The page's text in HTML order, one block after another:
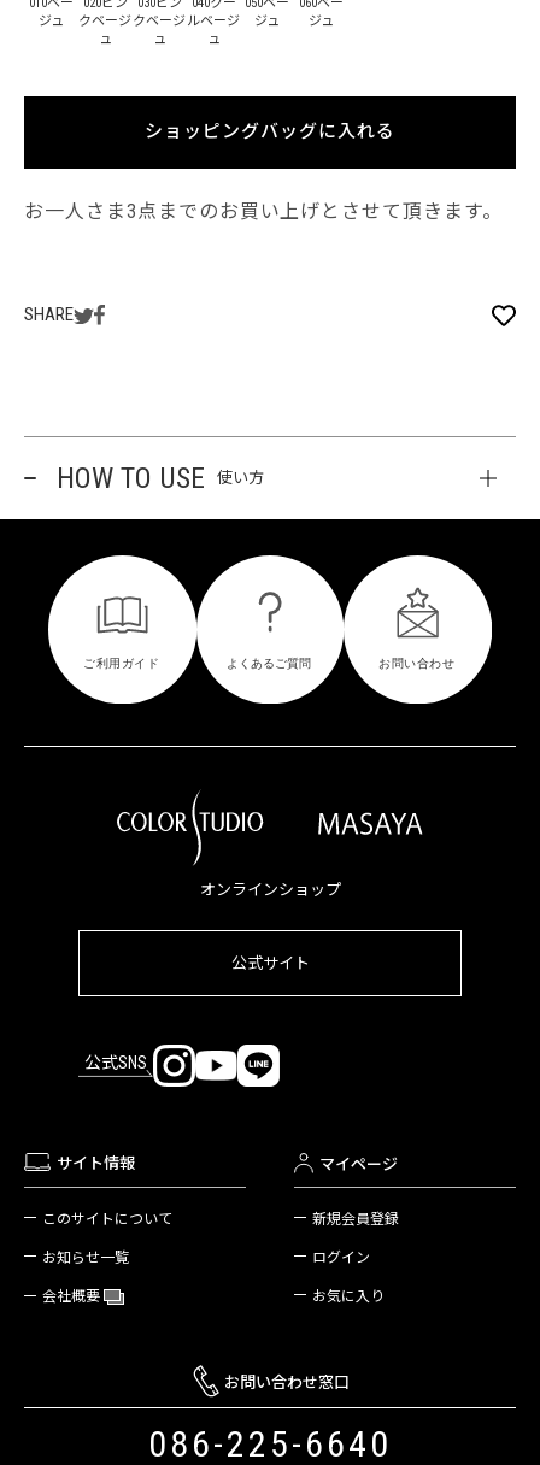
ジュ
クベージ
ュ
クベージ
ュ
ルベージ
ュ
ジュ
ジュ
ショッピングバッグに入れる
お一人さま3点までのお買い上げとさせて頂きます。
SHARE
HOW TO USE 使い方
オンラインショップ
公式サイト
公式SNS
サイト情報
このサイトについて
お知らせ一覧
会社概要
マイページ
新規会員登録
ログイン
お気に入り
お問い合わせ窓口
086-225-6640